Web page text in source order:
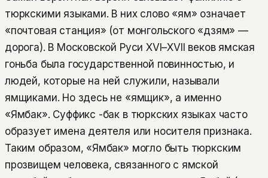
тюркскими языками. В них слово «ям» означает
«почтовая станция» (от монгольского «дзям» —
дорога). В Московской Руси XVI–XVII веков ямская
гоньба была государственной повинностью, и
людей, которые на ней служили, называли
ямщиками. Но здесь не «ямщик», а именно
«Ямбак». Суффикс -бак в тюркских языках часто
образует имена деятеля или носителя признака.
Таким образом, «Ямбак» могло быть тюркским
прозвищем человека, связанного с ямской